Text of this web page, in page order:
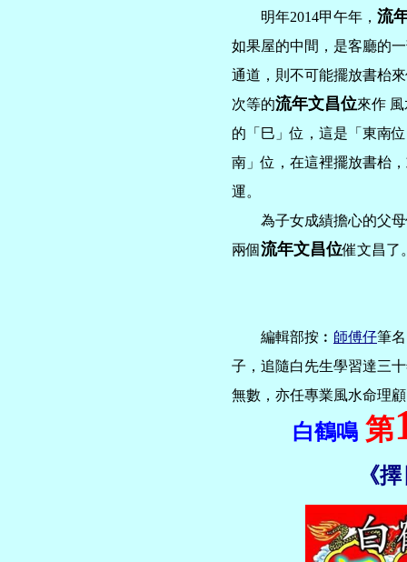
明年2014甲午年， 流
如果屋的中間，是客廳的
通道，則不可能擺放書枱
次等的流年文昌位來作
的「巳」位，這是「東南
南」位，在這裡擺放書枱
運。
為子女成績擔心的父母
兩個流年文昌位催文昌了
編輯部按︰ 師傅仔筆
子，追隨白先生學習達三
無數，亦任專業風水命理
白鶴鳴 第
《擇